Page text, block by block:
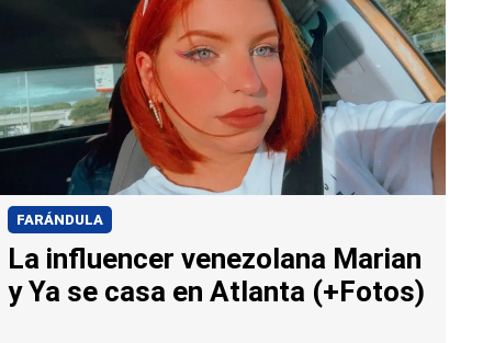
FARÁNDULA
La influencer venezolana Marian
y Ya se casa en Atlanta (+Fotos)